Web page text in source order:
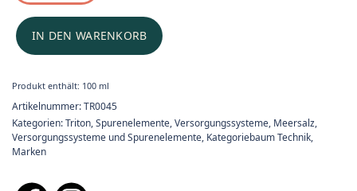
IN DEN WARENKORB
Produkt enthält: 100 ml
Artikelnummer:TR0045
Kategorien:Triton,Spurenelemente,Versorgungssysteme, Meersalz,
Versorgungssysteme und Spurenelemente, Kategoriebaum Technik,
Marken